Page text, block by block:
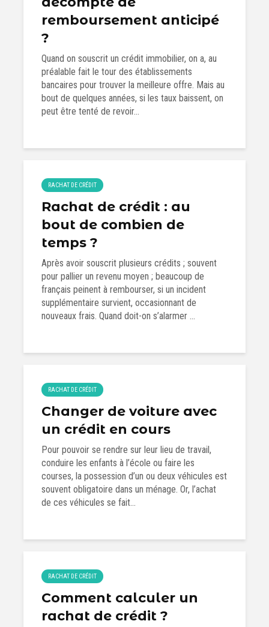
remboursement anticipé
?
Quand on souscrit un crédit immobilier, on a, au
préalable fait le tour des établissements
bancaires pour trouver la meilleure offre. Mais au
bout de quelques années, si les taux baissent, on
peut être tenté de revoir...
RACHAT DE CRÉDIT
Rachat de crédit : au
bout de combien de
temps ?
Après avoir souscrit plusieurs crédits ; souvent
pour pallier un revenu moyen ; beaucoup de
français peinent à rembourser, si un incident
supplémentaire survient, occasionnant de
nouveaux frais. Quand doit-on s’alarmer ...
RACHAT DE CRÉDIT
Changer de voiture avec
un crédit en cours
Pour pouvoir se rendre sur leur lieu de travail,
conduire les enfants à l’école ou faire les
courses, la possession d’un ou deux véhicules est
souvent obligatoire dans un ménage. Or, l’achat
de ces véhicules se fait...
RACHAT DE CRÉDIT
Comment calculer un
rachat de crédit ?